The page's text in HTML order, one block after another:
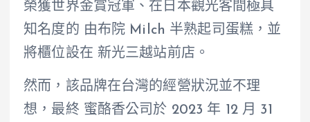
榮獲世界金賞冠軍、在日本觀光客間極具
知名度的 由布院 Milch 半熟起司蛋糕，並
將櫃位設在 新光三越站前店。
然而，該品牌在台灣的經營狀況並不理
想，最終 蜜酪香公司於 2023 年 12 月 31